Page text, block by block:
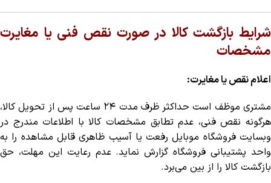
شرایط بازگشت کالا در صورت نقص فنی یا مغایرت
مشخصات
اعلام نقص یا مغایرت:
مشتری موظف است حداکثر ظرف مدت ۲۴ ساعت پس از تحویل کالا،
هرگونه نقص فنی، عدم تطابق مشخصات کالا با اطلاعات مندرج در
وبسایت فروشگاه موبایل رفعت یا آسیب ظاهری قابل مشاهده را به
واحد پشتیبانی فروشگاه گزارش نماید. عدم رعایت این مهلت، حق
بازگشت کالا را از بین می‌برد.